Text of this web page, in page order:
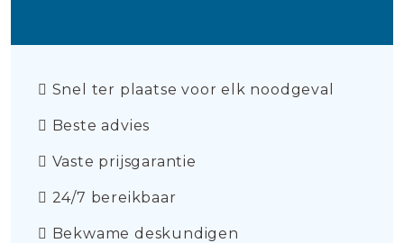
Snel ter plaatse voor elk noodgeval
Beste advies
Vaste prijsgarantie
24/7 bereikbaar
Bekwame deskundigen